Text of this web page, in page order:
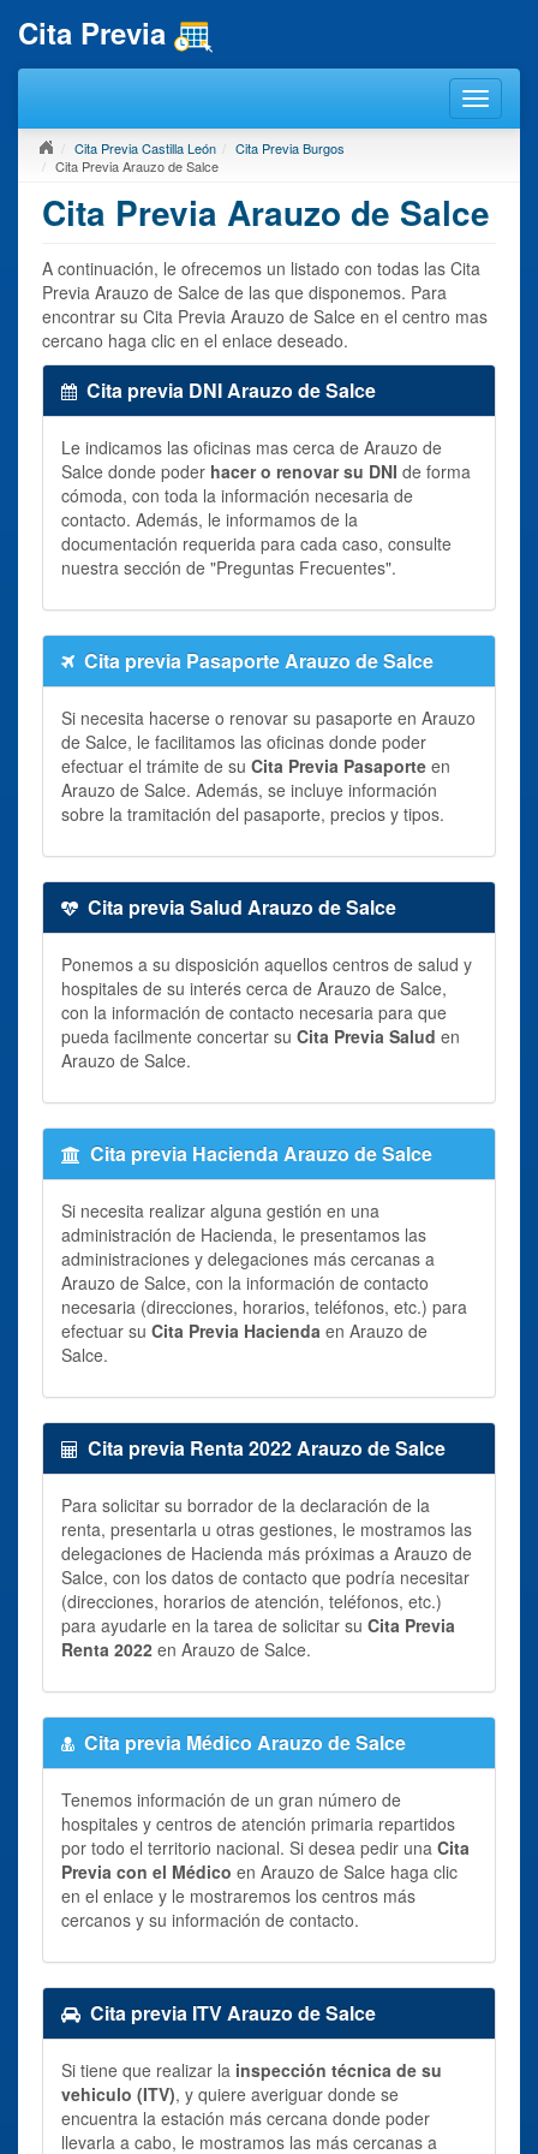
Cita Previa
Cita Previa Castilla León
Cita Previa Burgos
Cita Previa Arauzo de Salce
Cita Previa Arauzo de Salce
A continuación, le ofrecemos un listado con todas las Cita
Previa Arauzo de Salce de las que disponemos. Para
encontrar su Cita Previa Arauzo de Salce en el centro mas
cercano haga clic en el enlace deseado.
Cita previa DNI Arauzo de Salce
Le indicamos las oficinas mas cerca de Arauzo de
Salce donde poder hacer o renovar su DNI de forma
cómoda, con toda la información necesaria de
contacto. Además, le informamos de la
documentación requerida para cada caso, consulte
nuestra sección de "Preguntas Frecuentes".
Cita previa Pasaporte Arauzo de Salce
Si necesita hacerse o renovar su pasaporte en Arauzo
de Salce, le facilitamos las oficinas donde poder
efectuar el trámite de su Cita Previa Pasaporte en
Arauzo de Salce. Además, se incluye información
sobre la tramitación del pasaporte, precios y tipos.
Cita previa Salud Arauzo de Salce
Ponemos a su disposición aquellos centros de salud y
hospitales de su interés cerca de Arauzo de Salce,
con la información de contacto necesaria para que
pueda facilmente concertar su Cita Previa Salud en
Arauzo de Salce.
Cita previa Hacienda Arauzo de Salce
Si necesita realizar alguna gestión en una
administración de Hacienda, le presentamos las
administraciones y delegaciones más cercanas a
Arauzo de Salce, con la información de contacto
necesaria (direcciones, horarios, teléfonos, etc.) para
efectuar su Cita Previa Hacienda en Arauzo de
Salce.
Cita previa Renta 2022 Arauzo de Salce
Para solicitar su borrador de la declaración de la
renta, presentarla u otras gestiones, le mostramos las
delegaciones de Hacienda más próximas a Arauzo de
Salce, con los datos de contacto que podría necesitar
(direcciones, horarios de atención, teléfonos, etc.)
para ayudarle en la tarea de solicitar su Cita Previa
Renta 2022 en Arauzo de Salce.
Cita previa Médico Arauzo de Salce
Tenemos información de un gran número de
hospitales y centros de atención primaria repartidos
por todo el territorio nacional. Si desea pedir una Cita
Previa con el Médico en Arauzo de Salce haga clic
en el enlace y le mostraremos los centros más
cercanos y su información de contacto.
Cita previa ITV Arauzo de Salce
Si tiene que realizar la inspección técnica de su
vehiculo (ITV), y quiere averiguar donde se
encuentra la estación más cercana donde poder
llevarla a cabo, le mostramos las más cercanas a